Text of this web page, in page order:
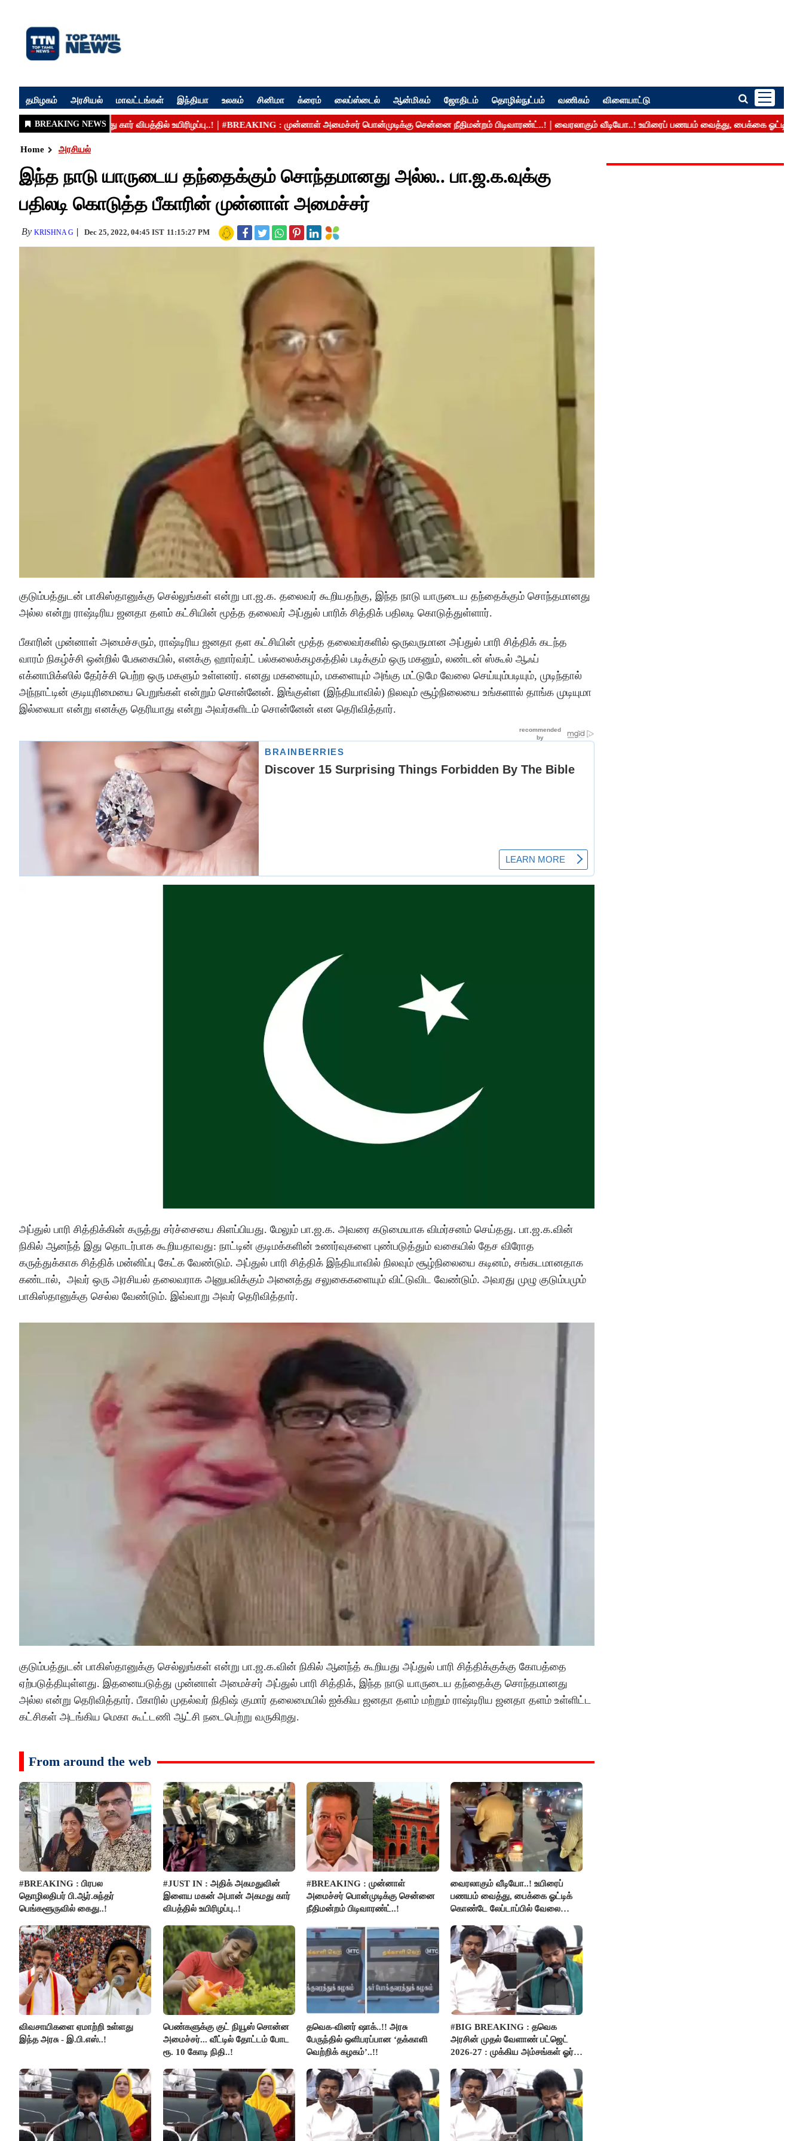
தமிழகம் அரசியல் மாவட்டங்கள் இந்தியா உலகம் சினிமா க்ரைம் லைப்ஸ்டைல் ஆன்மிகம் ஜோதிடம் தொழில்நுட்பம் வணிகம் விளையாட்டு
Home அரசியல்
இந்த நாடு யாருடைய தந்தைக்கும் சொந்தமானது அல்ல.. பா.ஜ.க.வுக்கு
பதிலடி கொடுத்த பீகாரின் முன்னாள் அமைச்சர்
By KRISHNA G Dec 25, 2022, 04:45 IST 11:15:27 PM
குடும்பத்துடன் பாகிஸ்தானுக்கு செல்லுங்கள் என்று பா.ஜ.க. தலைவர் கூறியதற்கு, இந்த நாடு யாருடைய தந்தைக்கும் சொந்தமானது
அல்ல என்று ராஷ்டிரிய ஜனதா தளம் கட்சியின் மூத்த தலைவர் அப்துல் பாரிக் சித்திக் பதிலடி கொடுத்துள்ளார்.
பீகாரின் முன்னாள் அமைச்சரும், ராஷ்டிரிய ஜனதா தள கட்சியின் மூத்த தலைவர்களில் ஒருவருமான அப்துல் பாரி சித்திக் கடந்த
வாரம் நிகழ்ச்சி ஒன்றில் பேசுகையில், எனக்கு ஹார்வர்ட் பல்கலைக்கழகத்தில் படிக்கும் ஒரு மகனும், லண்டன் ஸ்கூல் ஆஃப்
எக்னாமிக்ஸில் தேர்ச்சி பெற்ற ஒரு மகளும் உள்ளனர். எனது மகனையும், மகளையும் அங்கு மட்டுமே வேலை செய்யும்படியும், முடிந்தால்
அந்நாட்டின் குடியுரிமையை பெறுங்கள் என்றும் சொன்னேன். இங்குள்ள (இந்தியாவில்) நிலவும் சூழ்நிலையை உங்களால் தாங்க முடியுமா
இல்லையா என்று எனக்கு தெரியாது என்று அவர்களிடம் சொன்னேன் என தெரிவித்தார்.
அப்துல் பாரி சித்திக்கின் கருத்து சர்ச்சையை கிளப்பியது. மேலும் பா.ஜ.க. அவரை கடுமையாக விமர்சனம் செய்தது. பா.ஜ.க.வின்
நிகில் ஆனந்த் இது தொடர்பாக கூறியதாவது: நாட்டின் குடிமக்களின் உணர்வுகளை புண்படுத்தும் வகையில் தேச விரோத
கருத்துக்காக சித்திக் மன்னிப்பு கேட்க வேண்டும். அப்துல் பாரி சித்திக் இந்தியாவில் நிலவும் சூழ்நிலையை கடினம், சங்கடமானதாக
கண்டால், அவர் ஒரு அரசியல் தலைவராக அனுபவிக்கும் அனைத்து சலுகைகளையும் விட்டுவிட வேண்டும். அவரது முழு குடும்பமும்
பாகிஸ்தானுக்கு செல்ல வேண்டும். இவ்வாறு அவர் தெரிவித்தார்.
குடும்பத்துடன் பாகிஸ்தானுக்கு செல்லுங்கள் என்று பா.ஜ.க.வின் நிகில் ஆனந்த் கூறியது அப்துல் பாரி சித்திக்குக்கு கோபத்தை
ஏற்படுத்தியுள்ளது. இதனையடுத்து முன்னாள் அமைச்சர் அப்துல் பாரி சித்திக், இந்த நாடு யாருடைய தந்தைக்கு சொந்தமானது
அல்ல என்று தெரிவித்தார். பீகாரில் முதல்வர் நிதிஷ் குமார் தலைமையில் ஐக்கிய ஜனதா தளம் மற்றும் ராஷ்டிரிய ஜனதா தளம் உள்ளிட்ட
கட்சிகள் அடங்கிய மெகா கூட்டணி ஆட்சி நடைபெற்று வருகிறது.
From around the web
#BREAKING : பிரபல
தொழிலதிபர் பி.ஆர்.சுந்தர்
பெங்களூருவில் கைது..!
#JUST IN : அதிக் அகமதுவின்
இளைய மகன் அபான் அகமது கார்
விபத்தில் உயிரிழப்பு..!
#BREAKING : முன்னாள்
அமைச்சர் பொன்முடிக்கு சென்னை
நீதிமன்றம் பிடிவாரண்ட்..!
வைரலாகும் வீடியோ..! உயிரைப்
பணயம் வைத்து, பைக்கை ஓட்டிக்
கொண்டே லேப்டாப்பில் வேலை
விவசாயிகளை ஏமாற்றி உள்ளது
இந்த அரசு - இ.பி.எஸ்..!
பெண்களுக்கு குட் நியூஸ் சொன்ன
அமைச்சர்... வீட்டில் தோட்டம் போட
ரூ. 10 கோடி நிதி..!
தவெக-வினர் ஷாக்..!! அரசு
பேருந்தில் ஒளிபரப்பான ‘தக்காளி
வெற்றிக் கழகம்’..!!
#BIG BREAKING : தவெக
அரசின் முதல் வேளாண் பட்ஜெட்
2026-27 : முக்கிய அம்சங்கள் ஓர்